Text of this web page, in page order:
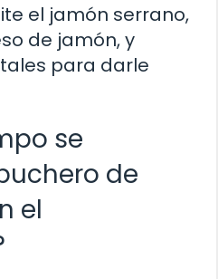
el jamón serrano,
de jamón, y
para darle
se
de
el